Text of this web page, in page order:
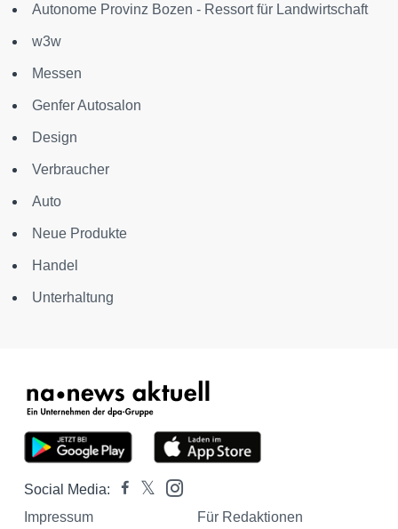
Autonome Provinz Bozen - Ressort für Landwirtschaft
w3w
Messen
Genfer Autosalon
Design
Verbraucher
Auto
Neue Produkte
Handel
Unterhaltung
Social Media:
Impressum
Für Redaktionen